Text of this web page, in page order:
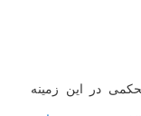
در این زمینه